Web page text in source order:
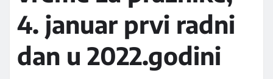
4. januar prvi radni
dan u 2022.godini